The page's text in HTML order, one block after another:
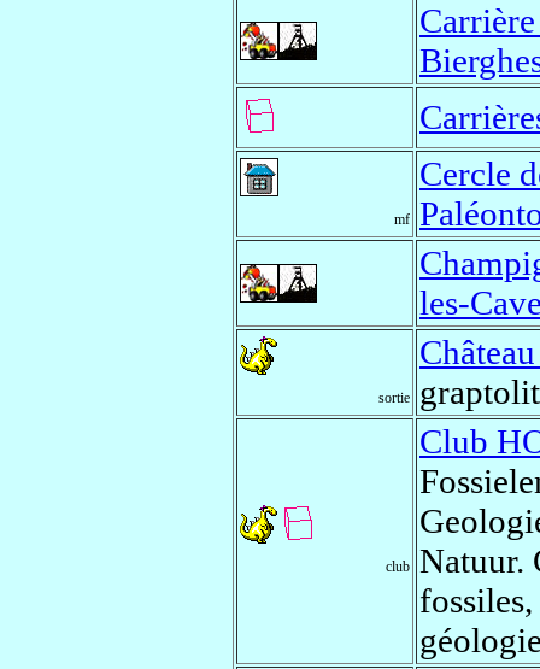
mf
Cercle
les-
sortie
club
Club
Natuur.